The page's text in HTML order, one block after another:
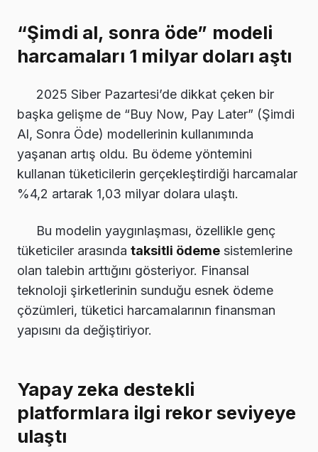
“Şimdi al, sonra öde” modeli
harcamaları 1 milyar doları aştı
2025 Siber Pazartesi’de dikkat çeken bir
başka gelişme de “Buy Now, Pay Later” (Şimdi
Al, Sonra Öde) modellerinin kullanımında
yaşanan artış oldu. Bu ödeme yöntemini
kullanan tüketicilerin gerçekleştirdiği harcamalar
%4,2 artarak 1,03 milyar dolara ulaştı.
Bu modelin yaygınlaşması, özellikle genç
tüketiciler arasında taksitli ödeme sistemlerine
olan talebin arttığını gösteriyor. Finansal
teknoloji şirketlerinin sunduğu esnek ödeme
çözümleri, tüketici harcamalarının finansman
yapısını da değiştiriyor.
Yapay zeka destekli
platformlara ilgi rekor seviyeye
ulaştı